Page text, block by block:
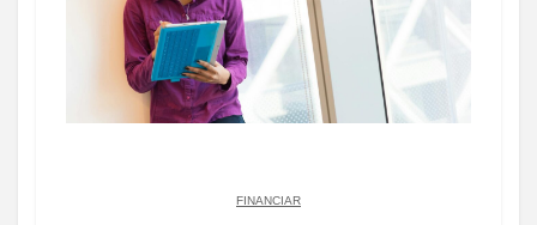
FINANCIAR